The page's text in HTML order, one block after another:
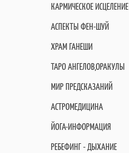
КАРМИЧЕСКОЕ ИСЦЕЛЕНИЕ
АСПЕКТЫ ФЕН-ШУЙ
ХРАМ ГАНЕШИ
ТАРО АНГЕЛОВ,ОРАКУЛЫ
МИР ПРЕДСКАЗАНИЙ
АСТРОМЕДИЦИНА
ЙОГА-ИНФОРМАЦИЯ
РЕБЕФИНГ - ДЫХАНИЕ